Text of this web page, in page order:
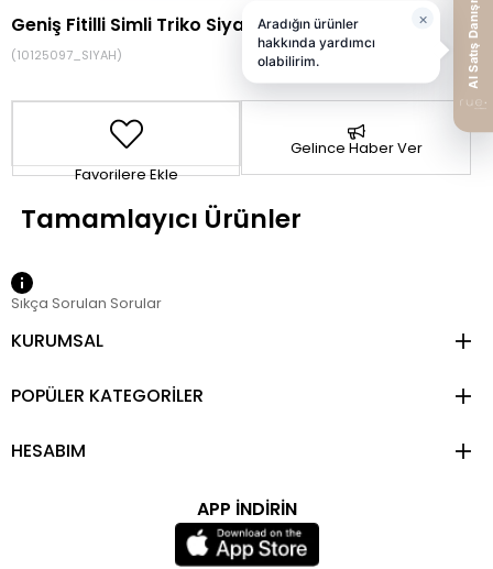
Geniş Fitilli Simli Triko Siyah Pantolon
(10125097_SIYAH)
Favorilere Ekle
Gelince Haber Ver
Sıkça Sorulan Sorular
KURUMSAL
POPÜLER KATEGORİLER
HESABIM
APP İNDİRİN